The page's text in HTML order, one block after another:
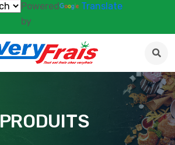
Powered
by
Translate
PRODUITS